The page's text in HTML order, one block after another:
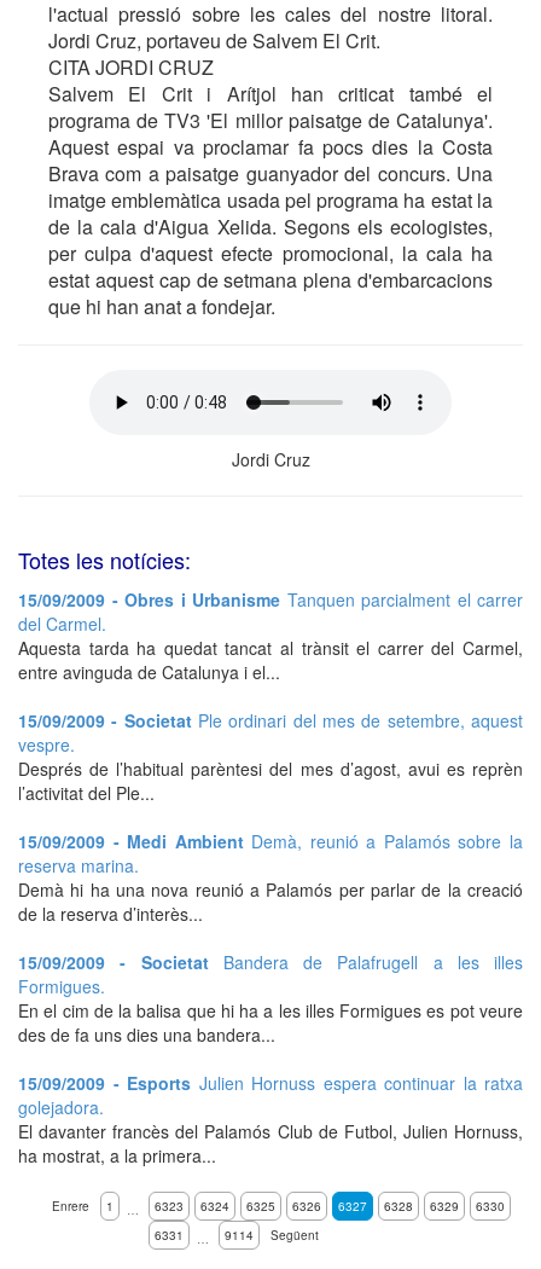
l'actual pressió sobre les cales del nostre litoral.
Jordi Cruz, portaveu de Salvem El Crit.
CITA JORDI CRUZ
Salvem El Crit i Arítjol han criticat també el
programa de TV3 'El millor paisatge de Catalunya'.
Aquest espai va proclamar fa pocs dies la Costa
Brava com a paisatge guanyador del concurs. Una
imatge emblemàtica usada pel programa ha estat la
de la cala d'Aigua Xelida. Segons els ecologistes,
per culpa d'aquest efecte promocional, la cala ha
estat aquest cap de setmana plena d'embarcacions
que hi han anat a fondejar.
Jordi Cruz
Totes les notícies:
15/09/2009 - Obres i Urbanisme Tanquen parcialment el carrer
del Carmel.
Aquesta tarda ha quedat tancat al trànsit el carrer del Carmel,
entre avinguda de Catalunya i el...
15/09/2009 - Societat Ple ordinari del mes de setembre, aquest
vespre.
Després de l’habitual parèntesi del mes d’agost, avui es reprèn
l’activitat del Ple...
15/09/2009 - Medi Ambient Demà, reunió a Palamós sobre la
reserva marina.
Demà hi ha una nova reunió a Palamós per parlar de la creació
de la reserva d’interès...
15/09/2009 - Societat Bandera de Palafrugell a les illes
Formigues.
En el cim de la balisa que hi ha a les illes Formigues es pot veure
des de fa uns dies una bandera...
15/09/2009 - Esports Julien Hornuss espera continuar la ratxa
golejadora.
El davanter francès del Palamós Club de Futbol, Julien Hornuss,
ha mostrat, a la primera...
Enrere 1 … 6323 6324 6325 6326 6327 6328 6329
6330
6331
… 9114 Següent